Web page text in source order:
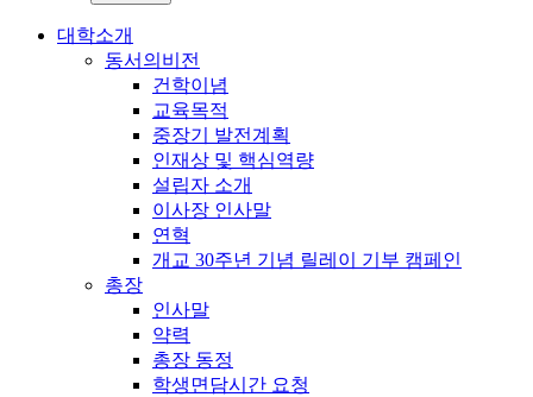
대학소개
동서의비전
건학이념
교육목적
중장기 발전계획
인재상 및 핵심역량
설립자 소개
이사장 인사말
연혁
개교 30주년 기념 릴레이 기부 캠페인
총장
인사말
약력
총장 동정
학생면담시간 요청